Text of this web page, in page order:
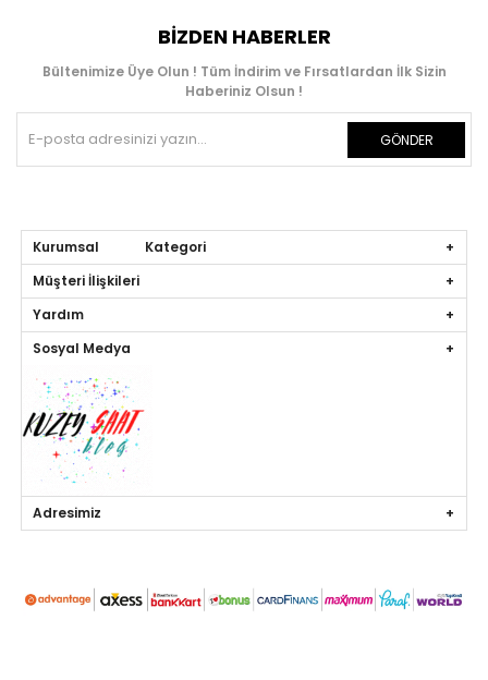
BIZDEN HABERLER
Bültenimize Üye Olun ! Tüm İndirim ve Fırsatlardan İlk Sizin
Haberiniz Olsun !
GÖNDER
Kurumsal Kategori
Müşteri İlişkileri
Yardım
Sosyal Medya
Adresimiz